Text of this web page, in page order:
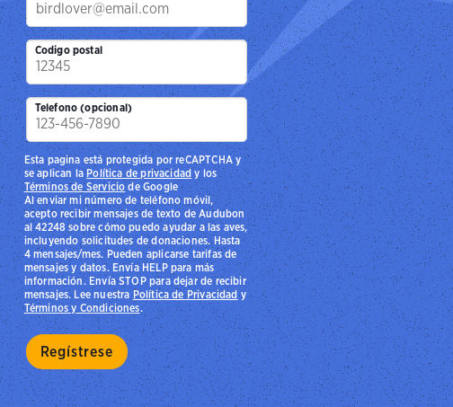
Codigo postal
Telefono (opcional)
Al enviar mi número de teléfono móvil,
acepto recibir mensajes de texto de Audubon
al 42248 sobre cómo puedo ayudar a las aves,
incluyendo solicitudes de donaciones. Hasta
4 mensajes/mes. Pueden aplicarse tarifas de
mensajes y datos. Envía HELP para más
información. Envía STOP para dejar de recibir
mensajes. Lee nuestraPolítica de Privacidady
Términos y Condiciones.
Esta pagina está protegida por reCAPTCHA y
se aplican laPolítica de privacidady los
Términos de Serviciode Google